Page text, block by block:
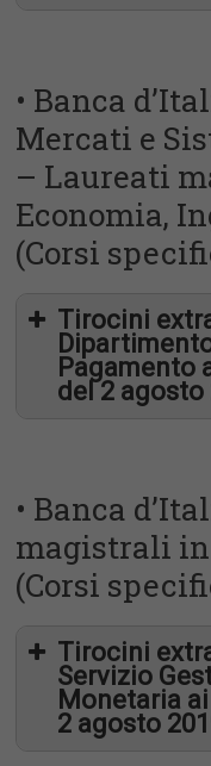
presso il Servizio
presso il Servizio
procurement
• Banca
Mercati e
– Laureati
Economia,
(Corsi
Tirocini
Pagamento
del 2 agosto
• Banca
magistrali in
(Corsi
Tirocini
Servizio
Monetaria
2 agosto